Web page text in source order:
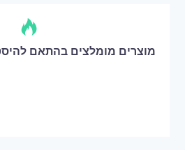
מוצרים מומלצים בהתאם